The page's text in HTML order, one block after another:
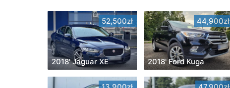
52,500zł
2018' Jaguar XE
44,900zł
2018' Ford Kuga